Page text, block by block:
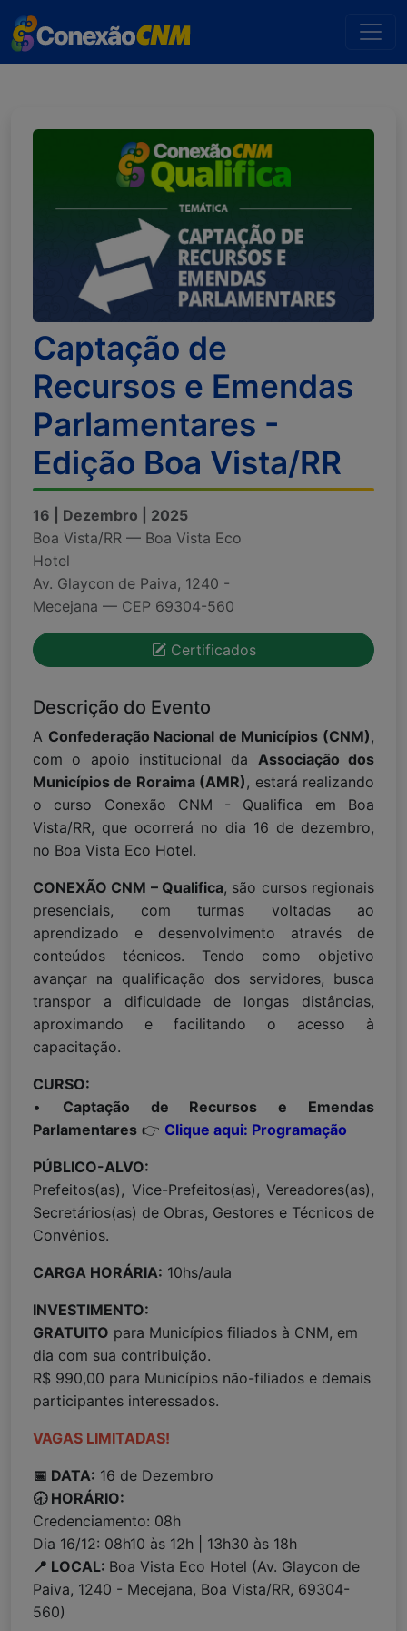
Captação de
Recursos e Emendas
Parlamentares -
Edição Boa Vista/RR
16 | Dezembro | 2025
Boa Vista/RR — Boa Vista Eco
Hotel
Av. Glaycon de Paiva, 1240 -
Mecejana — CEP 69304-560
Certificados
Descrição do Evento
A Confederação Nacional de Municípios (CNM) ,
com o apoio institucional da Associação dos
Municípios de Roraima (AMR) , estará realizando
o curso Conexão CNM - Qualifica em Boa
Vista/RR, que ocorrerá no dia 16 de dezembro,
no Boa Vista Eco Hotel.
CONEXÃO CNM – Qualifica, são cursos regionais
presenciais, com turmas voltadas ao
aprendizado e desenvolvimento através de
conteúdos técnicos. Tendo como objetivo
avançar na qualificação dos servidores, busca
transpor a dificuldade de longas distâncias,
aproximando e facilitando o acesso à
capacitação.
CURSO:
• Captação de Recursos e Emendas
Parlamentares 👉 Clique aqui: Programação
PÚBLICO-ALVO:
Prefeitos(as), Vice-Prefeitos(as), Vereadores(as),
Secretários(as) de Obras, Gestores e Técnicos de
Convênios.
CARGA HORÁRIA: 10hs/aula
INVESTIMENTO:
GRATUITO para Municípios filiados à CNM, em
dia com sua contribuição.
R$ 990,00 para Municípios não-filiados e demais
participantes interessados.
VAGAS LIMITADAS!
📅 DATA: 16 de Dezembro
🕣 HORÁRIO:
Credenciamento: 08h
Dia 16/12: 08h10 às 12h | 13h30 às 18h
📍 LOCAL: Boa Vista Eco Hotel (Av. Glaycon de
Paiva, 1240 - Mecejana, Boa Vista/RR, 69304-
560)